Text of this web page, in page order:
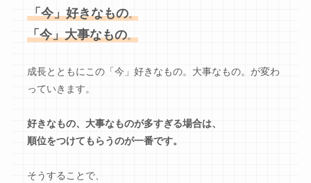
「今」好きなもの。
「今」大事なもの。
成長とともにこの「今」好きなもの。大事なもの。が変わ
っていきます。
好きなもの、大事なものが多すぎる場合は、
順位をつけてもらうのが一番です。
そうすることで、